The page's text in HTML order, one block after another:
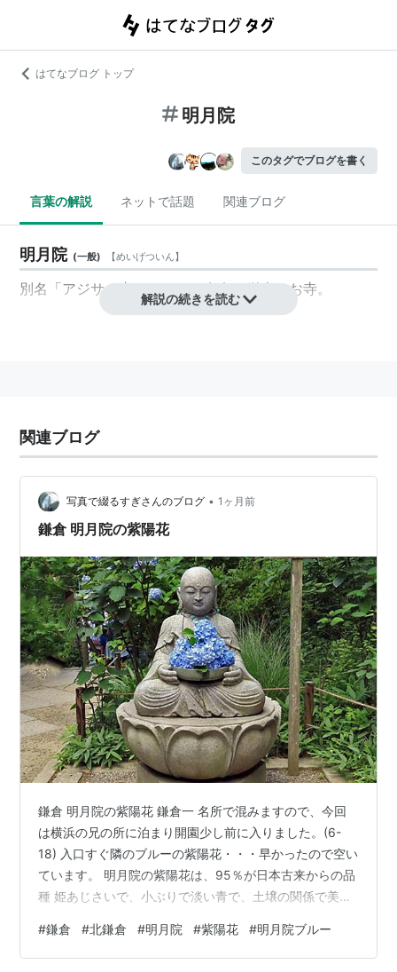
はてなブログ トップ
明月院
このタグでブログを書く
言葉の解説 ネットで話題 関連ブログ
明月院 (一般) 【めいげついん】
別名「アジサイ寺」としても有名な鎌倉のお寺。
解説の続きを読む
関連ブログ
写真で綴るすぎさんのブログ • 1ヶ月前
鎌倉 明月院の紫陽花
鎌倉 明月院の紫陽花 鎌倉一 名所で混みますので、今回
は横浜の兄の所に泊まり開園少し前に入りました。(6-
18) 入口すぐ隣のブルーの紫陽花・・・早かったので空い
ています。 明月院の紫陽花は、95％が日本古来からの品
種 姫あじさいで、小ぶりで淡い青で、土壌の関係で美し
ー」と呼ばれています。拝観料として500円でした。 明
月院 一番人気の登坂で早い時間は登ったり下ったりは出
#鎌倉 #北鎌倉 #明月院 #紫陽花 #明月院ブルー